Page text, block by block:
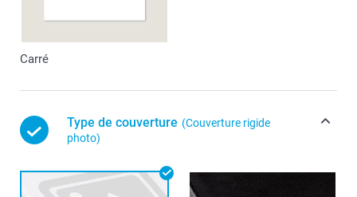
Carré
Type de couverture (Couverture rigide
photo)